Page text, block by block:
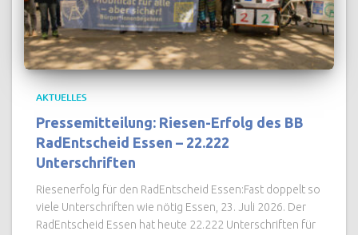
AKTUELLES
Pressemitteilung: Riesen-Erfolg des BB
RadEntscheid Essen – 22.222
Unterschriften
Riesenerfolg für den RadEntscheid Essen:Fast doppelt so
viele Unterschriften wie nötig Essen, 23. Juli 2026. Der
RadEntscheid Essen hat heute 22.222 Unterschriften für